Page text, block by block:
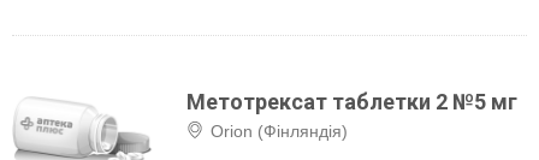
Метотрексат таблетки 2 №5 мг
Orion (Фінляндія)